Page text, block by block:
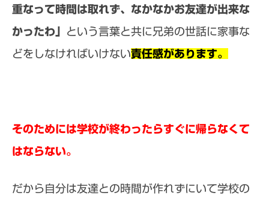
重なって時間は取れず、なかなかお友達が出来な
かったわ」 という言葉と共に兄弟の世話に家事な
どをしなければいけない責任感があります。
そのためには学校が終わったらすぐに帰らなくて
はならない。
だから自分は友達との時間が作れずにいて学校の